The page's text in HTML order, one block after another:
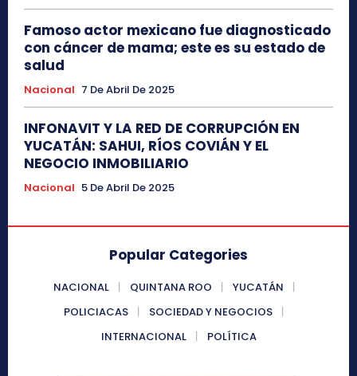
Famoso actor mexicano fue diagnosticado
con cáncer de mama; este es su estado de
salud
Nacional 7 De Abril De 2025
INFONAVIT Y LA RED DE CORRUPCIÓN EN
YUCATÁN: SAHUI, RÍOS COVIÁN Y EL
NEGOCIO INMOBILIARIO
Nacional 5 De Abril De 2025
Popular Categories
NACIONAL QUINTANA ROO
YUCATÁN
POLICIACAS
SOCIEDAD Y NEGOCIOS
INTERNACIONAL
POLÍTICA